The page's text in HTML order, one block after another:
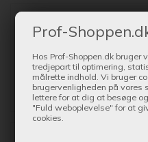
Prof-
Hos Prof-Shoppen.dk bruger
tredjepart til optimering,
målrette indhold. Vi bruger
brugervenligheden på vores
lettere for at dig at besøge
"Fuld weboplevelse" for at
cookies.
Saris K3 310 176 2 3-vejs
tiptrailer - Tilbehør